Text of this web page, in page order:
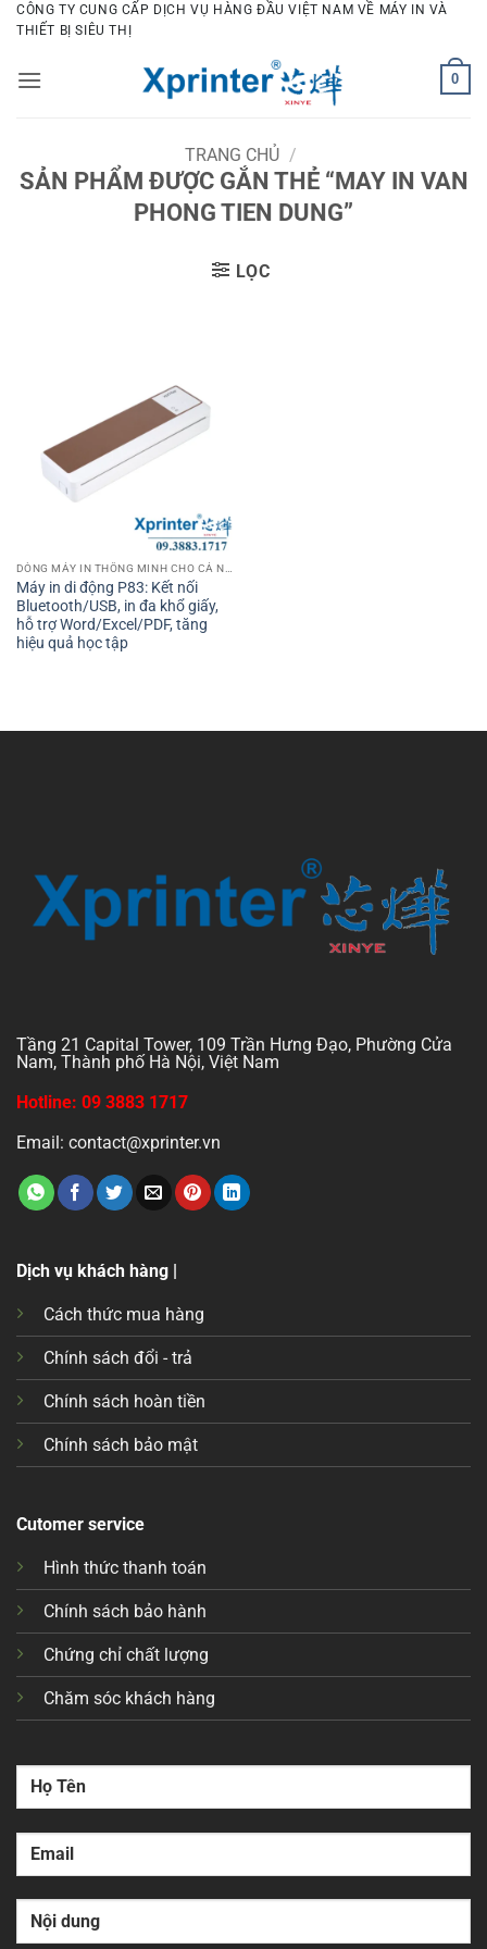
Bỏ
qua
dung
CÔNG TY CUNG CẤP DỊCH VỤ HÀNG ĐẦU VIỆT NAM VỀ MÁY IN VÀ
THIẾT BỊ SIÊU THỊ
0
TRANG CHỦ /
SẢN PHẨM ĐƯỢC GẮN THẺ “MAY IN VAN
PHONG TIEN DUNG”
LỌC
Máy in di động P83: Kết nối
Bluetooth/USB, in đa khổ giấy,
hỗ trợ Word/Excel/PDF, tăng
hiệu quả học tập
Tầng 21 Capital Tower, 109 Trần Hưng Đạo, Phường Cửa
Nam, Thành phố Hà Nội, Việt Nam
Hotline: 09 3883 1717
Email: contact@xprinter.vn
Dịch vụ khách hàng |
Cách thức mua hàng
Chính sách đổi - trả
Chính sách hoàn tiền
Chính sách bảo mật
Cutomer service
Hình thức thanh toán
Chính sách bảo hành
Chứng chỉ chất lượng
Chăm sóc khách hàng